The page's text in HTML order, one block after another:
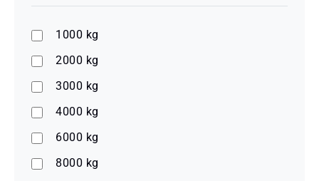
1000 kg
2000 kg
3000 kg
4000 kg
6000 kg
8000 kg